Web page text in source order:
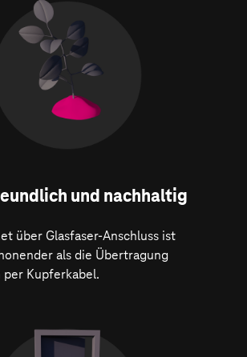
und nachhaltig
über Glasfaser-Anschluss ist
als die Übertragung
per Kupferkabel.